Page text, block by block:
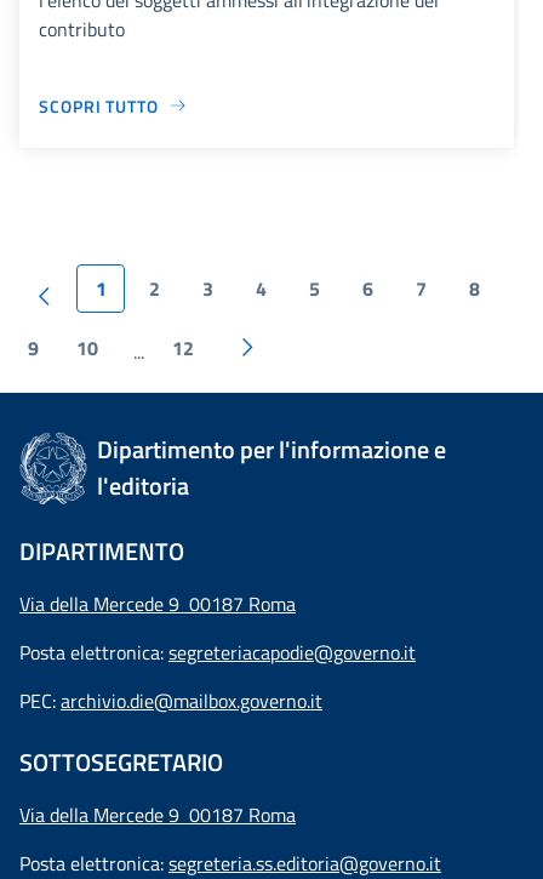
contributo
SCOPRI TUTTO
1 2 3 4 5 6 7 8
9 10 ... 12
Dipartimento per l'informazione e
l'editoria
DIPARTIMENTO
Via della Mercede 9 00187 Roma
Posta elettronica:segreteriacapodie@governo.it
PEC:archivio.die@mailbox.governo.it
SOTTOSEGRETARIO
Via della Mercede 9 00187 Roma
Posta elettronica:segreteria.ss.editoria@governo.it